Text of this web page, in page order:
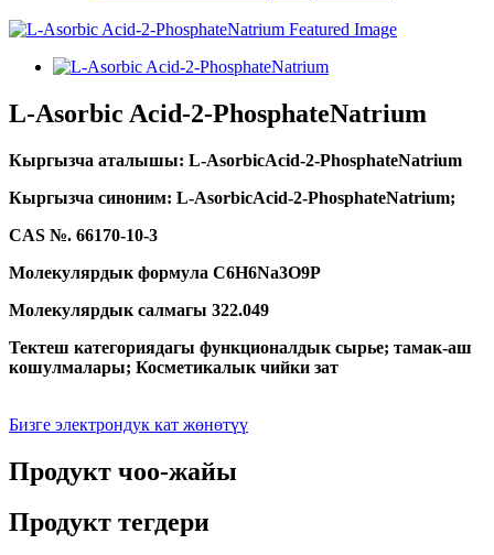
L-Asorbic Acid-2-PhosphateNatrium
Кыргызча аталышы: L-AsorbicAcid-2-PhosphateNatrium
Кыргызча синоним: L-AsorbicAcid-2-PhosphateNatrium;
CAS №. 66170-10-3
Молекулярдык формула C6H6Na3O9P
Молекулярдык салмагы 322.049
Тектеш категориядагы функционалдык сырье; тамак-аш
кошулмалары; Косметикалык чийки зат
Бизге электрондук кат жөнөтүү
Продукт чоо-жайы
Продукт тегдери